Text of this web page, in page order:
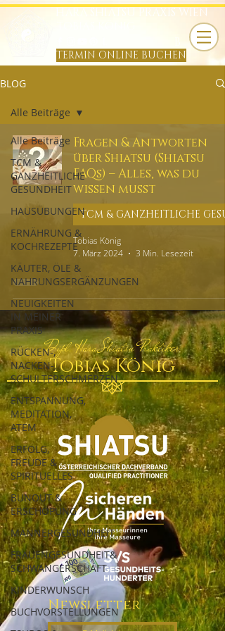
HARA SHIATSU PRAXIS WIEN
TERMIN ONLINE BUCHEN
BLOG
Alle Beiträge
TCM &
GANZHEITLICHE
GESUNDHEIT
HAUSÜBUNGEN
ERNÄHRUNG &
KOCHREZEPTE
KÄUTER, ÖLE &
NAHRUNGSERGÄNZUNGEN
NEUIGKEITEN
IN MEINER
PRAXIS
RÜCKEN-,
NACKEN-,
SCHULTERSCHMERZEN
ENTSPANNUNG,
MEDITATION,
ATEM
ERFOLG,
FREUDE &
SPIRITUELLES
BUNOUT &
ERSCHÖPUNG
MÄNNERGESUNDHEIT
FRAUENGESUNDHEIT&
SCHWANGERSCHAFT
KINDERWUNSCH
BUCHVORSTELLUNGEN
Alle Beiträge
Fragen & Antworten
über Shiatsu (Shiatsu
FAQs) – Alles, was du
wissen musst
Tobias König
7. März 2024
3 Min. Lesezeit
Dipl. Hara Shiatsu Praktiker
Tobias König
Newsletter